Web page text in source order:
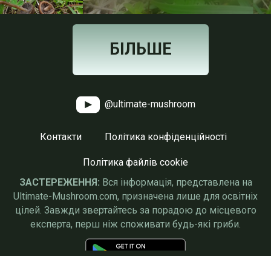
БІЛЬШЕ
@ultimate-mushroom
Контакти Політика конфіденційності
Політика файлів cookie
ЗАСТЕРЕЖЕННЯ: Вся інформація, представлена на
Ultimate-Mushroom.com, призначена лише для освітніх
цілей. Завжди звертайтесь за порадою до місцевого
експерта, перш ніж споживати будь-які гриби.